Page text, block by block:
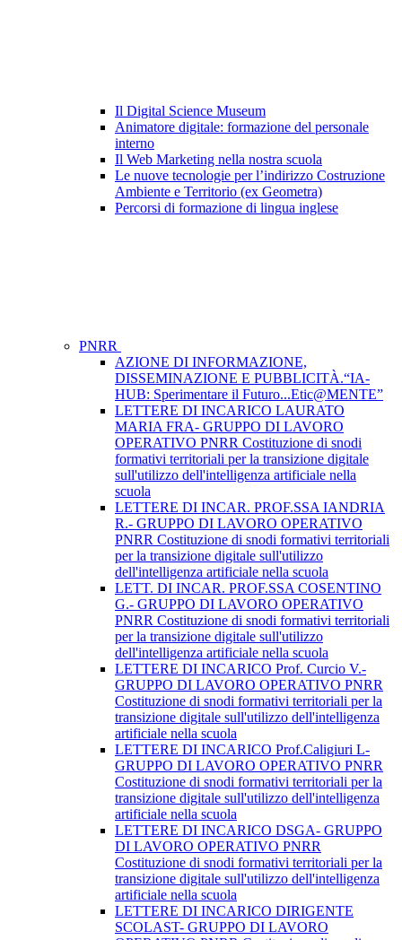
Il Digital Science Museum
Animatore digitale: formazione del personale
interno
Il Web Marketing nella nostra scuola
Le nuove tecnologie per l’indirizzo Costruzione
Ambiente e Territorio (ex Geometra)
Percorsi di formazione di lingua inglese
PNRR
AZIONE DI INFORMAZIONE,
DISSEMINAZIONE E PUBBLICITÀ.“IA-
HUB: Sperimentare il Futuro...Etic@MENTE”
LETTERE DI INCARICO LAURATO
MARIA FRA- GRUPPO DI LAVORO
OPERATIVO PNRR Costituzione di snodi
formativi territoriali per la transizione digitale
sull'utilizzo dell'intelligenza artificiale nella
scuola
LETTERE DI INCAR. PROF.SSA IANDRIA
R.- GRUPPO DI LAVORO OPERATIVO
PNRR Costituzione di snodi formativi territoriali
per la transizione digitale sull'utilizzo
dell'intelligenza artificiale nella scuola
LETT. DI INCAR. PROF.SSA COSENTINO
G.- GRUPPO DI LAVORO OPERATIVO
PNRR Costituzione di snodi formativi territoriali
per la transizione digitale sull'utilizzo
dell'intelligenza artificiale nella scuola
LETTERE DI INCARICO Prof. Curcio V.-
GRUPPO DI LAVORO OPERATIVO PNRR
Costituzione di snodi formativi territoriali per la
transizione digitale sull'utilizzo dell'intelligenza
artificiale nella scuola
LETTERE DI INCARICO Prof.Caligiuri L-
GRUPPO DI LAVORO OPERATIVO PNRR
Costituzione di snodi formativi territoriali per la
transizione digitale sull'utilizzo dell'intelligenza
artificiale nella scuola
LETTERE DI INCARICO DSGA- GRUPPO
DI LAVORO OPERATIVO PNRR
Costituzione di snodi formativi territoriali per la
transizione digitale sull'utilizzo dell'intelligenza
artificiale nella scuola
LETTERE DI INCARICO DIRIGENTE
SCOLAST- GRUPPO DI LAVORO